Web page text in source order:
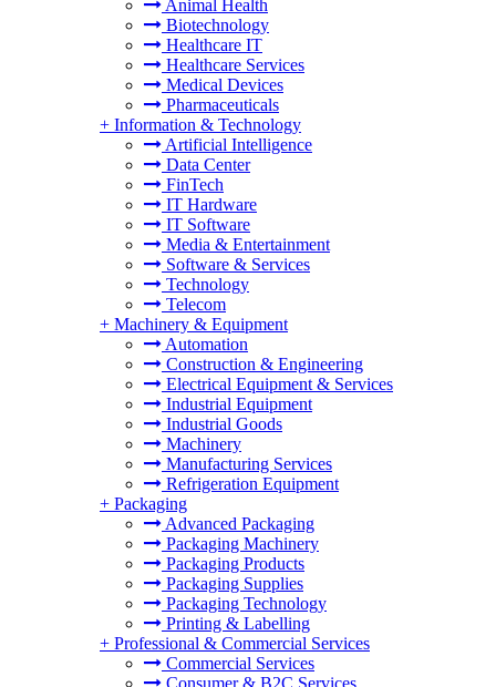
Animal Health
Biotechnology
Healthcare IT
Healthcare Services
Medical Devices
Pharmaceuticals
+ Information & Technology
Artificial Intelligence
Data Center
FinTech
IT Hardware
IT Software
Media & Entertainment
Software & Services
Technology
Telecom
+ Machinery & Equipment
Automation
Construction & Engineering
Electrical Equipment & Services
Industrial Equipment
Industrial Goods
Machinery
Manufacturing Services
Refrigeration Equipment
+ Packaging
Advanced Packaging
Packaging Machinery
Packaging Products
Packaging Supplies
Packaging Technology
Printing & Labelling
+ Professional & Commercial Services
Commercial Services
Consumer & B2C Services